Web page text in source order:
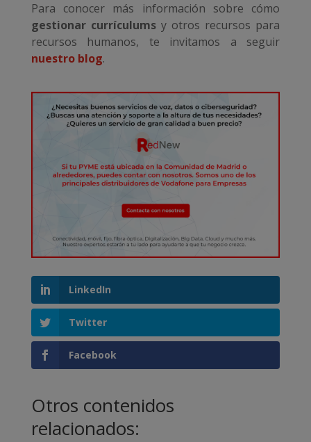
Para conocer más información sobre cómo
gestionar currículumsy otros recursos para
recursos humanos, te invitamos a seguir
nuestro blog.
LinkedIn
Twitter
Facebook
Otros contenidos
relacionados: